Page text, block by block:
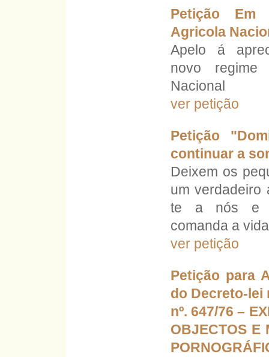
Petição Em
Agricola
Apelo á
novo regime
Nacional
ver petição
Petição
continuar a
Deixem os
um verdadeiro
te a nós e
comanda a
ver petição
Petição para
do Decreto-lei
nº. 647/76 –
OBJECTOS E